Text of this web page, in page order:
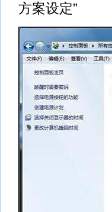
方案设定”